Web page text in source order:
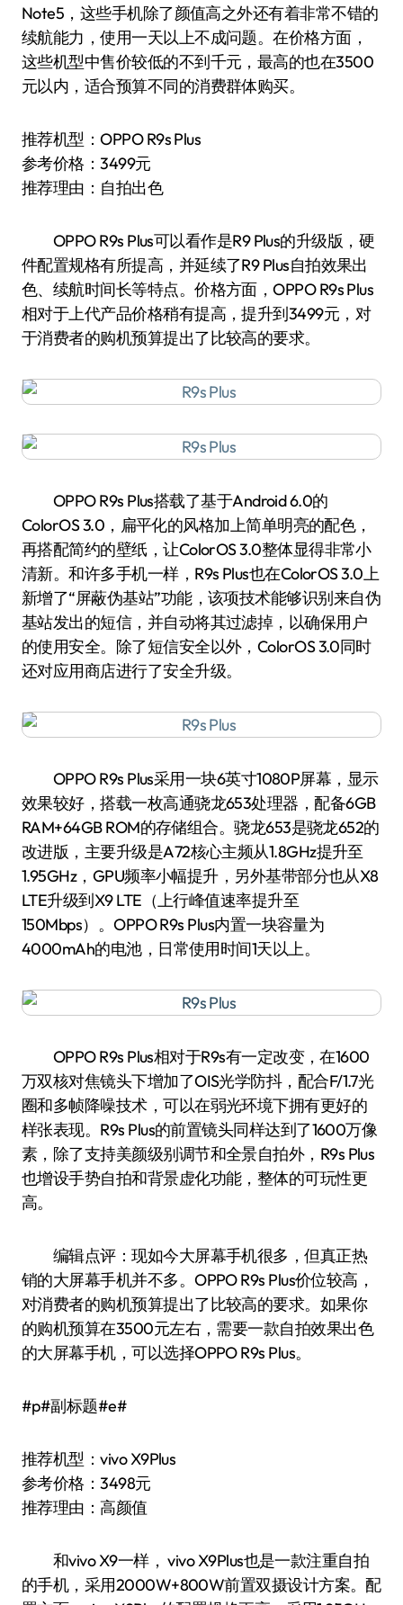
Note5，这些手机除了颜值高之外还有着非常不错的
续航能力，使用一天以上不成问题。在价格方面，
这些机型中售价较低的不到千元，最高的也在3500
元以内，适合预算不同的消费群体购买。
推荐机型：OPPO R9s Plus
参考价格：3499元
推荐理由：自拍出色
OPPO R9s Plus可以看作是R9 Plus的升级版，硬
件配置规格有所提高，并延续了R9 Plus自拍效果出
色、续航时间长等特点。价格方面，OPPO R9s Plus
相对于上代产品价格稍有提高，提升到3499元，对
于消费者的购机预算提出了比较高的要求。
OPPO R9s Plus搭载了基于Android 6.0的
ColorOS 3.0，扁平化的风格加上简单明亮的配色，
再搭配简约的壁纸，让ColorOS 3.0整体显得非常小
清新。和许多手机一样，R9s Plus也在ColorOS 3.0上
新增了“屏蔽伪基站”功能，该项技术能够识别来自伪
基站发出的短信，并自动将其过滤掉，以确保用户
的使用安全。除了短信安全以外，ColorOS 3.0同时
还对应用商店进行了安全升级。
OPPO R9s Plus采用一块6英寸1080P屏幕，显示
效果较好，搭载一枚高通骁龙653处理器，配备6GB
RAM+64GB ROM的存储组合。骁龙653是骁龙652的
改进版，主要升级是A72核心主频从1.8GHz提升至
1.95GHz，GPU频率小幅提升，另外基带部分也从X8
LTE升级到X9 LTE（上行峰值速率提升至
150Mbps）。OPPO R9s Plus内置一块容量为
4000mAh的电池，日常使用时间1天以上。
OPPO R9s Plus相对于R9s有一定改变，在1600
万双核对焦镜头下增加了OIS光学防抖，配合F/1.7光
圈和多帧降噪技术，可以在弱光环境下拥有更好的
样张表现。R9s Plus的前置镜头同样达到了1600万像
素，除了支持美颜级别调节和全景自拍外，R9s Plus
也增设手势自拍和背景虚化功能，整体的可玩性更
高。
编辑点评：现如今大屏幕手机很多，但真正热
销的大屏幕手机并不多。OPPO R9s Plus价位较高，
对消费者的购机预算提出了比较高的要求。如果你
的购机预算在3500元左右，需要一款自拍效果出色
的大屏幕手机，可以选择OPPO R9s Plus。
#p#副标题#e#
推荐机型：vivo X9Plus
参考价格：3498元
推荐理由：高颜值
和vivo X9一样， vivo X9Plus也是一款注重自拍
的手机，采用2000W+800W前置双摄设计方案。配